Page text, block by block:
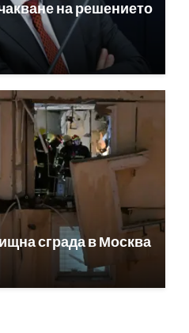
на решението
сграда в Москва